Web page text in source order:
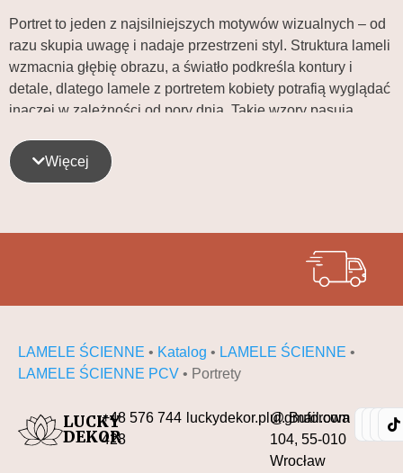
Portret to jeden z najsilniejszych motywów wizualnych – od
razu skupia uwagę i nadaje przestrzeni styl. Struktura lameli
wzmacnia głębię obrazu, a światło podkreśla kontury i
detale, dlatego lamele z portretem kobiety potrafią wyglądać
inaczej w zależności od pory dnia. Takie wzory pasują
modern czy art déco. Jeśli marzą Ci się lamele z kobietą,
kolekcja Portrety pozwala stworzyć ścianę, która jest
Gdzie najlepiej sprawdzą się lamele ścienne
W salonie – portretowe lamele wyglądają świetnie za
sofą lub jako ściana akcentowa w strefie TV.
elegancji i budują nastrojowe tło nad łóżkiem.
W garderobie – portret to stylowy detal, który podkreśla
W gabinecie/biurze – motyw twarzy może działać jak
nowoczesna galeria i punkt skupienia.
W salonie beauty, recepcji, showroomie – lamele z
Więcej
LAMELE ŚCIENNE • Katalog • LAMELE ŚCIENNE •
LAMELE ŚCIENNE PCV • Portrety
LUCKY
DEKOR
+48 576 744
428
luckydekor.pl@gmail.com
ul. Buforowa
104, 55-010
Wrocław